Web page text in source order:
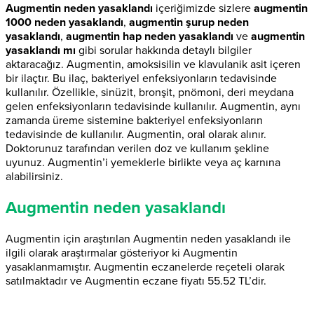
Augmentin neden yasaklandı içeriğimizde sizlere augmentin
1000 neden yasaklandı, augmentin şurup neden
yasaklandı, augmentin hap neden yasaklandı ve augmentin
yasaklandı mı gibi sorular hakkında detaylı bilgiler
aktaracağız. Augmentin, amoksisilin ve klavulanik asit içeren
bir ilaçtır. Bu ilaç, bakteriyel enfeksiyonların tedavisinde
kullanılır. Özellikle, sinüzit, bronşit, pnömoni, deri meydana
gelen enfeksiyonların tedavisinde kullanılır. Augmentin, aynı
zamanda üreme sistemine bakteriyel enfeksiyonların
tedavisinde de kullanılır. Augmentin, oral olarak alınır.
Doktorunuz tarafından verilen doz ve kullanım şekline
uyunuz. Augmentin’i yemeklerle birlikte veya aç karnına
alabilirsiniz.
Augmentin neden yasaklandı
Augmentin için araştırılan Augmentin neden yasaklandı ile
ilgili olarak araştırmalar gösteriyor ki Augmentin
yasaklanmamıştır. Augmentin eczanelerde reçeteli olarak
satılmaktadır ve Augmentin eczane fiyatı 55.52 TL’dir.